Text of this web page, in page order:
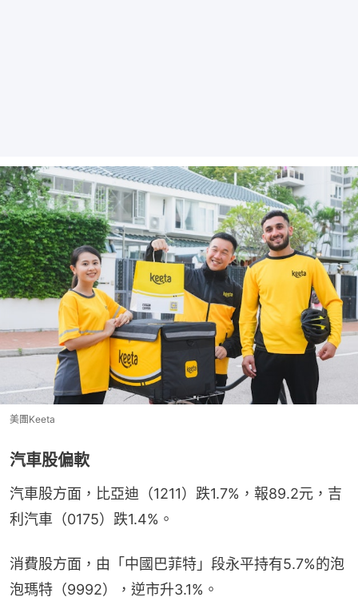
美團Keeta
汽車股偏軟
汽車股方面，比亞迪（1211）跌1.7%，報89.2元，吉
利汽車（0175）跌1.4%。
消費股方面，由「中國巴菲特」段永平持有5.7%的泡
泡瑪特（9992），逆市升3.1%。